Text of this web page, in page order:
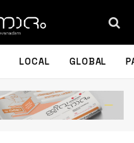
LOCAL GLOBAL